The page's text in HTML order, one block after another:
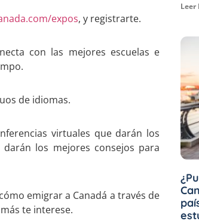
expos, y registrarte.
con las mejores escuelas e
de idiomas.
virtuales que darán los
los mejores consejos para
emigrar a Canadá a través de
te interese.
Leer